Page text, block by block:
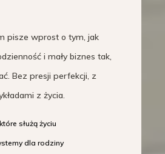
pisze wprost o tym, jak
i mały biznes tak,
Bez presji perfekcji, z
z życia.
służą życiu
dla rodziny